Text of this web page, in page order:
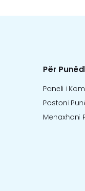
Për
Paneli i
Postoni
Menaxhoni